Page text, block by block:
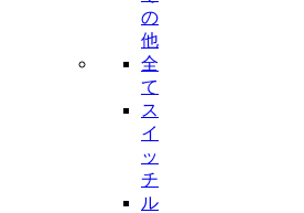
の
他
全
て
ス
イ
ッ
チ
ル